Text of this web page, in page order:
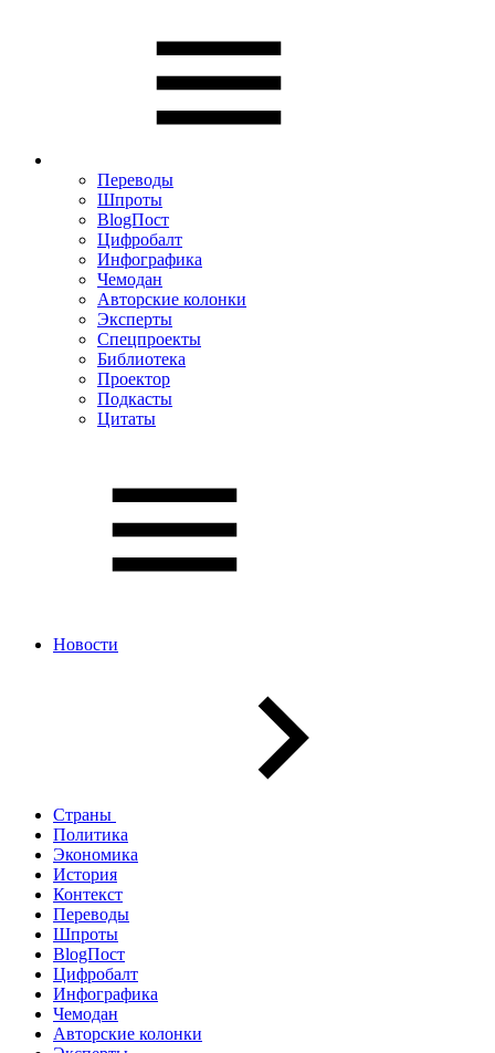
Переводы
Шпроты
BlogПост
Цифробалт
Инфографика
Чемодан
Авторские колонки
Эксперты
Спецпроекты
Библиотека
Проектор
Подкасты
Цитаты
Новости
Страны
Политика
Экономика
История
Контекст
Переводы
Шпроты
BlogПост
Цифробалт
Инфографика
Чемодан
Авторские колонки